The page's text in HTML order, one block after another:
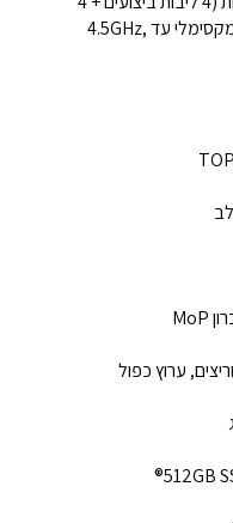
ליבות יעילות) / 8 תהליכונים, טורבו מקסימלי עד 4.5GHz,
ערוץ כפול
512GB